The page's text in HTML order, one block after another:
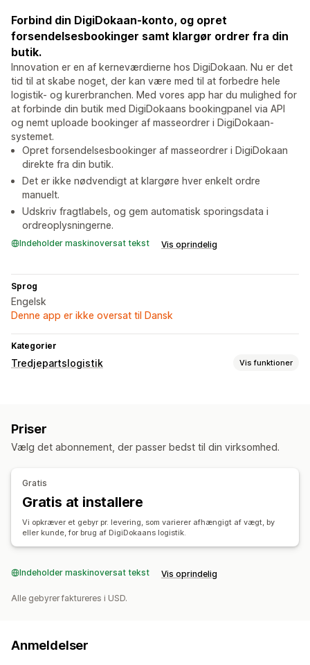
Forbind din DigiDokaan-konto, og opret
forsendelsesbookinger samt klargør ordrer fra din
butik.
Innovation er en af kerneværdierne hos DigiDokaan. Nu er det
tid til at skabe noget, der kan være med til at forbedre hele
logistik- og kurerbranchen. Med vores app har du mulighed for
at forbinde din butik med DigiDokaans bookingpanel via API
og nemt uploade bookinger af masseordrer i DigiDokaan-
systemet.
Opret forsendelsesbookinger af masseordrer i DigiDokaan
direkte fra din butik.
Det er ikke nødvendigt at klargøre hver enkelt ordre
manuelt.
Udskriv fragtlabels, og gem automatisk sporingsdata i
ordreoplysningerne.
Indeholder maskinoversat tekst Vis oprindelig
Sprog
Engelsk
Denne app er ikke oversat til Dansk
Kategorier
Tredjepartslogistik Vis funktioner
Priser
Vælg det abonnement, der passer bedst til din virksomhed.
Gratis
Gratis at installere
Vi opkræver et gebyr pr. levering, som varierer afhængigt af vægt, by
eller kunde, for brug af DigiDokaans logistik.
Indeholder maskinoversat tekst Vis oprindelig
Alle gebyrer faktureres i USD.
Anmeldelser